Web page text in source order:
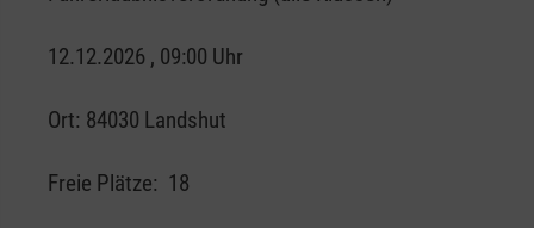
12.12.2026 , 09:00 Uhr
Ort: 84030 Landshut
Freie Plätze: 18